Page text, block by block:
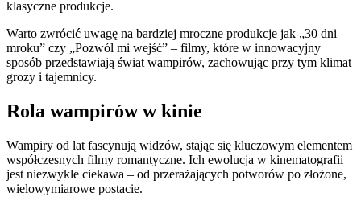
klasyczne produkcje.
Warto zwrócić uwagę na bardziej mroczne produkcje jak „30 dni
mroku” czy „Pozwól mi wejść” – filmy, które w innowacyjny
sposób przedstawiają świat wampirów, zachowując przy tym klimat
grozy i tajemnicy.
Rola wampirów w kinie
Wampiry od lat fascynują widzów, stając się kluczowym elementem
współczesnych filmy romantyczne. Ich ewolucja w kinematografii
jest niezwykle ciekawa – od przerażających potworów po złożone,
wielowymiarowe postacie.